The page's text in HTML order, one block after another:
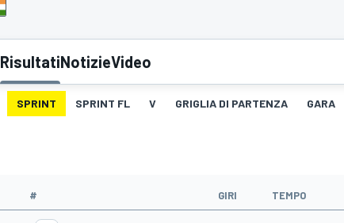
RisultatiNotizieVideo
SPRINT SPRINT FL V GRIGLIA DI PARTENZA GARA
# GIRI TEMPO